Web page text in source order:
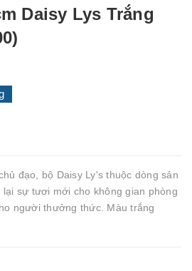
Daisy Lys Trắng
đạo, bộ Daisy Ly's thuộc dòng sản
lại sự tươi mới cho không gian phòng
người thưởng thức. Màu trắng